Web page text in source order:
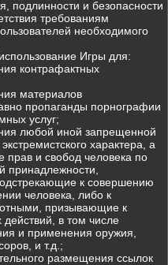
подлинности и безопасности
требованиям
необходимого
Игры для:
контрафактных
материалов
пропаганды порнографии
услуг;
любой иной запрещенной
характера, а
и свобод человека по
принадлежности,
к совершению
человека, либо к
призывающие к
в том числе
и применения оружия,
и т.д.;
размещения ссылок